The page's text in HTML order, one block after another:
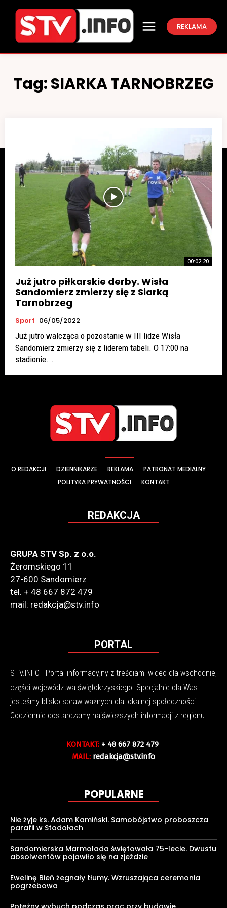
REKLAMA
Tag:SIARKA TARNOBRZEG
00:02:20
Już jutro piłkarskie derby. Wisła
Sandomierz zmierzy się z Siarką
Tarnobrzeg
Sport 06/05/2022
Już jutro walcząca o pozostanie w III lidze Wisła
Sandomierz zmierzy się z liderem tabeli. O 17:00 na
stadionie...
O REDAKCJI DZIENNIKARZE REKLAMA
PATRONAT MEDIALNY
POLITYKA PRYWATNOŚCI
KONTAKT
REDAKCJA
GRUPA STV Sp. z o.o.
Żeromskiego 11
27-600 Sandomierz
tel. + 48 667 872 479
mail: redakcja@stv.info
PORTAL
STV.INFO - Portal informacyjny z treściami wideo dla wschodniej
części województwa świętokrzyskiego. Specjalnie dla Was
jesteśmy blisko spraw ważnych dla lokalnej społeczności.
Codziennie dostarczamy najświeższych informacji z regionu.
KONTAKT: + 48 667 872 479
MAIL: redakcja@stv.info
POPULARNE
Nie żyje ks. Adam Kamiński. Samobójstwo proboszcza
parafii w Stodołach
Sandomierska Marmolada świętowała 75-lecie. Dwustu
absolwentów pojawiło się na zjeździe
Ewelinę Bień żegnały tłumy. Wzruszająca ceremonia
pogrzebowa